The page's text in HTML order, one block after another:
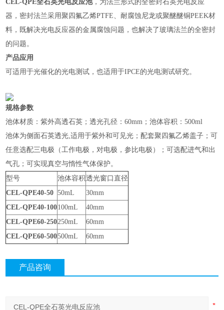
CEL-QPE全石英光电反应池，为法兰形式的全密封石英光电反应
器，密封法兰采用聚四氟乙烯PTFE、耐腐蚀尼龙或聚醚醚铜PEEK材
料，既解决光电反应器的金属腐蚀问题，也解决了玻璃法兰的全密封
的问题。
产品应用
可适用于光催化的光电测试，也适用于IPCE的光电测试研究。
规格参数
池体材质：紫外高透石英；透光孔径：60mm；池体容积：500ml
池体为侧面石英透光,适用于紫外和可见光；配套聚四氟乙烯盖子；可
任意选配三电极（工作电极，对电极，参比电极）；可选配进气和出
气孔；可实现真空与惰性气体保护。
型号
池体容积透光窗口直径
CEL-QPE40-50 50mL
30mm
CEL-QPE40-100100mL
40mm
CEL-QPE60-250250mL
60mm
CEL-QPE60-500500mL 60mm
产品咨询